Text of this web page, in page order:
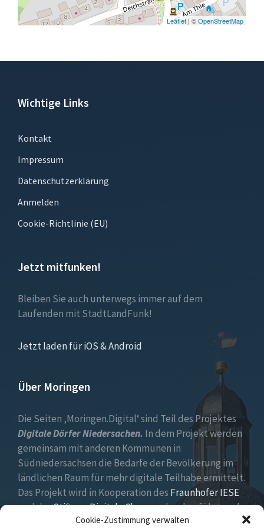
Cookie-Zustimmung verwalten
Leaflet | ©OpenStreetMap
Wichtige Links
Kontakt
Impressum
Datenschutzerklärung
Anmelden
Cookie-Richtlinie (EU)
Jetzt mitfunken!
Bleiben Sie auch unterwegs immer auf dem
Laufenden mit StadtLandFunk!
Jetzt laden für iOS & Android
Über Moringen
Die Seiten ‚Moringen.Digital‘ sind Teil des Projektes
Digitale Dörfer Niedersachen. In dem Projekt werden
gemeinsam mit anderen Kommunen in
Südniedersachsen die Bedarfe der Bevölkerung im
ländlichen Raum für mehr digitale Teilhabe ermittelt.
Das Projekt wird in Kooperation des Fraunhofer IESE
und derStiftung Digitale Chancendurchgeführt und
Niedersächsischen Ministerium für Bundes- und